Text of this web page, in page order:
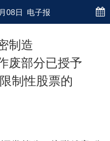
08日 电子报
制造
废部分已授予
制性股票的